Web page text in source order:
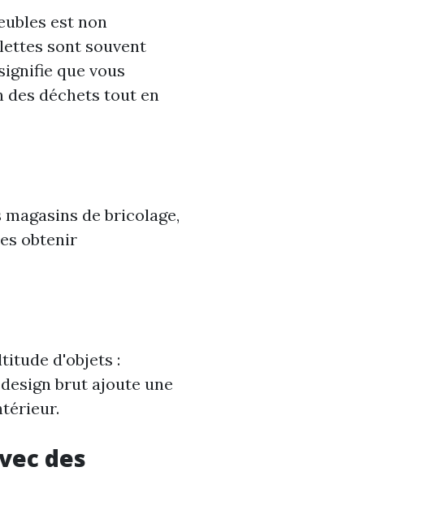
est non
sont souvent
que vous
des déchets tout en
de bricolage,
obtenir
d'objets :
brut ajoute une
des